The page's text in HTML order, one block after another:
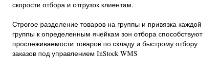
скорости отбора и отгрузок клиентам.
Строгое разделение товаров на группы и привязка каждой
группы к определенным ячейкам зон отбора способствуют
прослеживаемости товаров по складу и быстрому отбору
заказов под управлением InStock WMS